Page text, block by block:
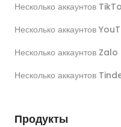
Несколько аккаунтов
Несколько аккаунтов
Несколько аккаунтов Zalo
Несколько аккаунтов
Продукты